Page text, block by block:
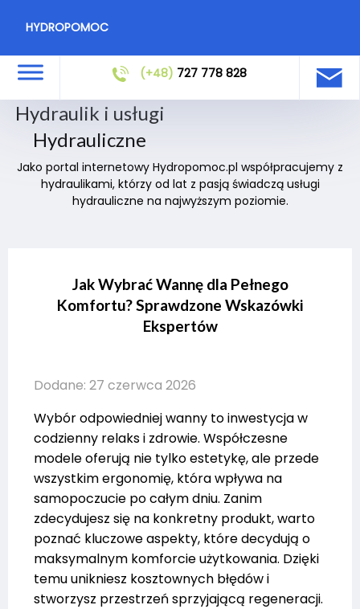
HYDROPOMOC
(+48) 727 778 828
Hydraulik i usługi
Hydrauliczne
Jako portal internetowy Hydropomoc.pl współpracujemy z
hydraulikami, którzy od lat z pasją świadczą usługi
hydrauliczne na najwyższym poziomie.
Jak Wybrać Wannę dla Pełnego
Komfortu? Sprawdzone Wskazówki
Ekspertów
Dodane: 27 czerwca 2026
Wybór odpowiedniej wanny to inwestycja w
codzienny relaks i zdrowie. Współczesne
modele oferują nie tylko estetykę, ale przede
wszystkim ergonomię, która wpływa na
samopoczucie po całym dniu. Zanim
zdecydujesz się na konkretny produkt, warto
poznać kluczowe aspekty, które decydują o
maksymalnym komforcie użytkowania. Dzięki
temu unikniesz kosztownych błędów i
stworzysz przestrzeń sprzyjającą regeneracji.